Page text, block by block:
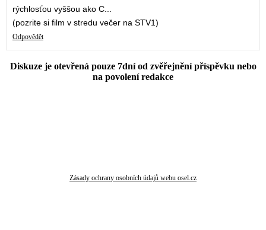
rýchlosťou vyššou ako C...
(pozrite si film v stredu večer na STV1)
Odpovědět
Diskuze je otevřená pouze 7dní od zvěřejnění příspěvku nebo
na povolení redakce
Zásady ochrany osobních údajů webu osel.cz